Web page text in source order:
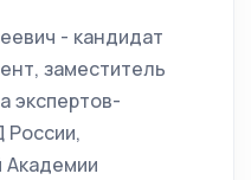
- кандидат
заместитель
экспертов-
России,
Академии